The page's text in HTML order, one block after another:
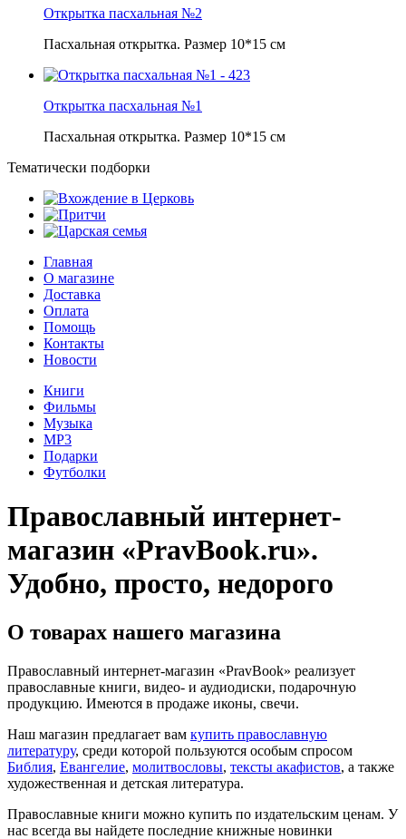
Открытка пасхальная №2
Пасхальная открытка. Размер 10*15 см
Открытка пасхальная №1
Пасхальная открытка. Размер 10*15 см
Тематически подборки
Главная
О магазине
Доставка
Оплата
Помощь
Контакты
Новости
Книги
Фильмы
Музыка
MP3
Подарки
Футболки
Православный интернет-
магазин «PravBook.ru».
Удобно, просто, недорого
О товарах нашего магазина
Православный интернет-магазин «PravBook» реализует
православные книги, видео- и аудиодиски, подарочную
продукцию. Имеются в продаже иконы, свечи.
Наш магазин предлагает вам купить православную
литературу, среди которой пользуются особым спросом
Библия, Евангелие, молитвословы, тексты акафистов, а также
художественная и детская литература.
Православные книги можно купить по издательским ценам. У
нас всегда вы найдете последние книжные новинки